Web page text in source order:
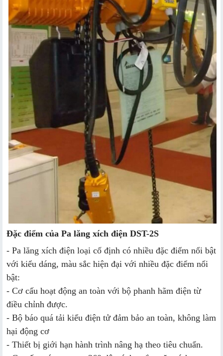
Đặc điểm của Pa lăng xích điện DST-2S
- Pa lăng xích điện loại cố định có nhiều đặc điểm nổi bật
với kiểu dáng, màu sắc hiện đại với nhiều đặc điểm nổi
bật:
- Cơ cấu hoạt động an toàn với bộ phanh hãm điện từ
điều chỉnh được.
- Bộ báo quá tải kiểu điện tử đảm bảo an toàn, không làm
hại động cơ
- Thiết bị giới hạn hành trình nâng hạ theo tiêu chuẩn.